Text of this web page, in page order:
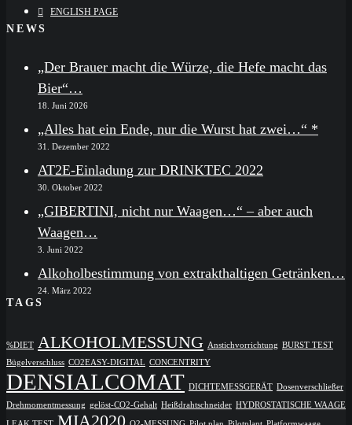
ENGLISH PAGE
NEWS
„Der Brauer macht die Würze, die Hefe macht das
Bier“…
18. Juni 2026
„Alles hat ein Ende, nur die Wurst hat zwei…“ *
31. Dezember 2022
AT2E-Einladung zur DRINKTEC 2022
30. Oktober 2022
„GIBERTINI, nicht nur Waagen…“ – aber auch
Waagen…
3. Juni 2022
Alkoholbestimmung von extrakthaltigen Getränken…
24. März 2022
TAGS
%DIET ALKOHOLMESSUNG Anstichvorrichtung BURST TEST
Bügelverschluss CO2EASY-DIGITAL CONCENTRITY
DENSIALCOMAT DICHTEMESSGERÄT Dosenverschließer
Drehmomentmessung gelöst-CO2-Gehalt Heißdrahtschneider HYDROSTATISCHE WAAGE
MIA2020